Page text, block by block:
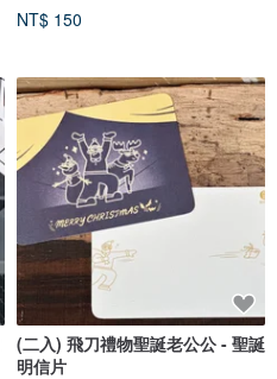
NT$ 150
(二入) 飛刀禮物聖誕老公公 - 聖誕
明信片